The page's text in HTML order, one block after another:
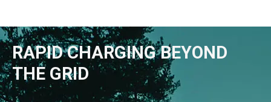
RAPID CHARGING BEYOND
THE GRID